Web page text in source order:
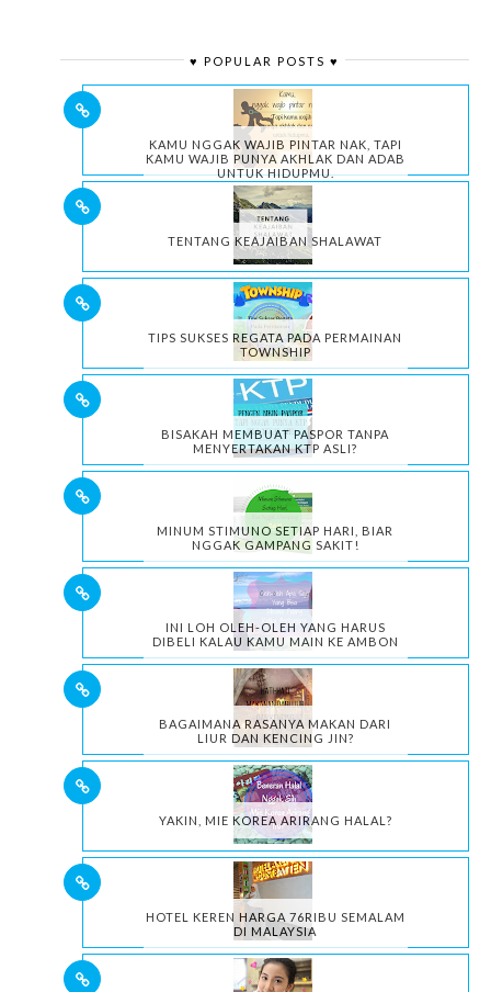
♥ POPULAR POSTS ♥
KAMU NGGAK WAJIB PINTAR NAK, TAPI
KAMU WAJIB PUNYA AKHLAK DAN ADAB
UNTUK HIDUPMU.
TENTANG KEAJAIBAN SHALAWAT
TIPS SUKSES REGATA PADA PERMAINAN
TOWNSHIP
BISAKAH MEMBUAT PASPOR TANPA
MENYERTAKAN KTP ASLI?
MINUM STIMUNO SETIAP HARI, BIAR
NGGAK GAMPANG SAKIT!
INI LOH OLEH-OLEH YANG HARUS
DIBELI KALAU KAMU MAIN KE AMBON
BAGAIMANA RASANYA MAKAN DARI
LIUR DAN KENCING JIN?
YAKIN, MIE KOREA ARIRANG HALAL?
HOTEL KEREN HARGA 76RIBU SEMALAM
DI MALAYSIA